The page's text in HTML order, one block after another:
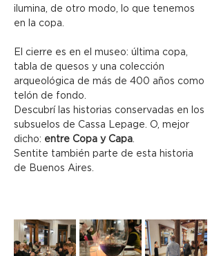
ilumina, de otro modo, lo que tenemos
en la copa.
El cierre es en el museo: última copa,
tabla de quesos y una colección
arqueológica de más de 400 años como
telón de fondo.
Descubrí las historias conservadas en los
subsuelos de Cassa Lepage. O, mejor
dicho: entre Copa y Capa.
Sentite también parte de esta historia
de Buenos Aires.